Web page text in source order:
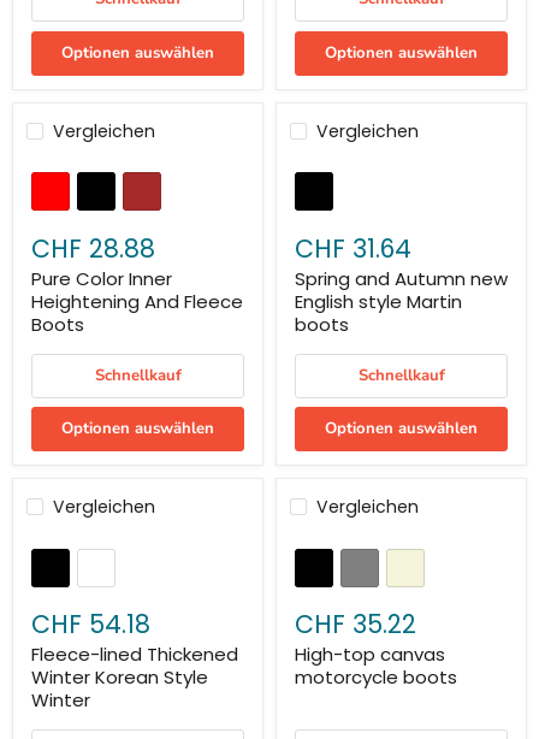
Optionen auswählen Optionen auswählen
Vergleichen
CHF 28.88
Pure Color Inner
Heightening And Fleece
Boots
Schnellkauf
Optionen auswählen
Vergleichen
CHF 31.64
Spring and Autumn new
English style Martin
boots
Schnellkauf
Optionen auswählen
Vergleichen
CHF 54.18
Fleece-lined Thickened
Winter Korean Style
Winter
Vergleichen
CHF 35.22
High-top canvas
motorcycle boots